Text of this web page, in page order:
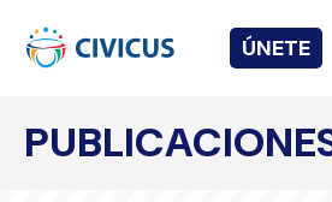
ÚNETE